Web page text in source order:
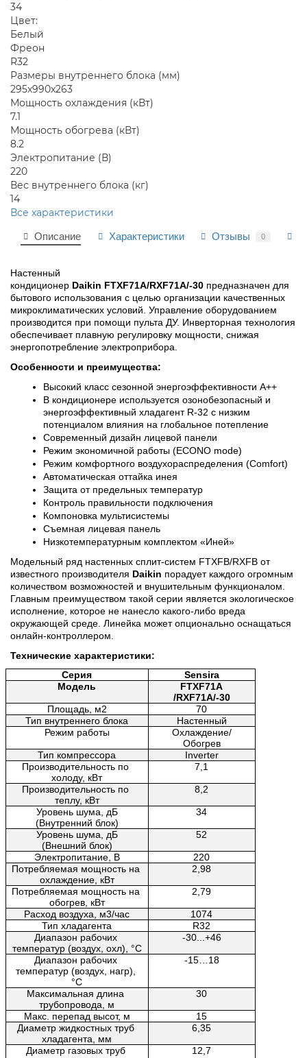
34
Цвет:
Белый
Фреон
R32
Размеры внутреннего блока (мм)
295x990x263
Мощность охлаждения (кВт)
7.1
Мощность обогрева (кВт)
8.2
Электропитание (В)
220
Вес внутреннего блока (кг)
14
Все характеристики
Описание Характеристики Отзывы 0
Настенный
кондиционер Daikin FTXF71A/RXF71A/-30 предназначен для
бытового использования с целью организации качественных
микроклиматических условий. Управление оборудованием
производится при помощи пульта ДУ. Инверторная технология
обеспечивает плавную регулировку мощности, снижая
энергопотребление электроприбора.
Особенности и преимущества:
Высокий класс сезонной энергоэффективности А++
В кондиционере используется озонобезопасный и
энергоэффективный хладагент R-32 с низким
потенциалом влияния на глобальное потепление
Современный дизайн лицевой панели
Режим экономичной работы (ECONO mode)
Режим комфортного воздухораспределения (Comfort)
Автоматическая оттайка инея
Защита от предельных температур
Контроль правильности подключения
Компоновка мультисистемы
Съемная лицевая панель
Низкотемпературным комплектом «Иней»
Модельный ряд настенных сплит-систем FTXFB/RXFB от
известного производителя Daikin порадует каждого огромным
количеством возможностей и внушительным функционалом.
Главным преимуществом такой серии является экологическое
исполнение, которое не нанесло какого-либо вреда
окружающей среде. Линейка может опционально оснащаться
онлайн-контроллером.
Технические характеристики:
Серия
Sensira
Модель
FTXF71A
/RXF71A/-30
Площадь, м2
70
Тип внутреннего блока
Настенный
Режим работы
Охлаждение/
Обогрев
Тип компрессора
Inverter
Производительность по
холоду, кВт
7,1
Производительность по
теплу, кВт
8,2
Уровень шума, дБ
(Внутренний блок)
34
Уровень шума, дБ
(Внешний блок)
52
Электропитание, В
220
Потребляемая мощность на
охлаждение, кВт
2,98
Потребляемая мощность на
обогрев, кВт
2,79
Расход воздуха, м3/час
1074
Тип хладагента
R32
Диапазон рабочих
температур (воздух, охл), °C
-30...+46
Диапазон рабочих
температур (воздух, нагр),
°C
-15…18
Максимальная длина
трубопровода, м
30
Макс. перепад высот, м
15
Диаметр жидкостных труб
хладагента, мм
6,35
Диаметр газовых труб
12,7